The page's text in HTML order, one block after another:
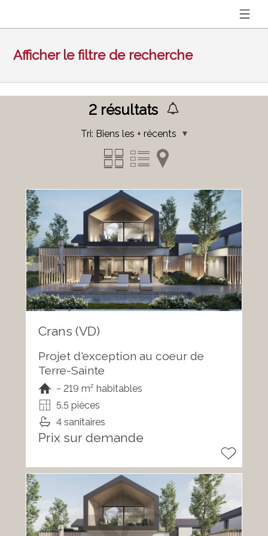
Afficher le filtre de recherche
2 résultats
Tri: Biens les + récents
Crans (VD)
Projet d'exception au coeur de
Terre-Sainte
~ 219 m² habitables
5.5 pièces
4 sanitaires
Prix sur demande